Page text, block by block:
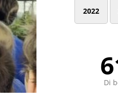
2022
Di